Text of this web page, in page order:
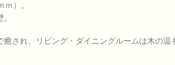
）。
され、リビング・ダイニングルームは木の